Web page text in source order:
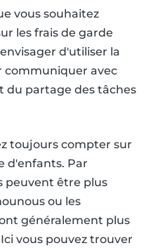
vous souhaitez
les frais de garde
d'utiliser la
communiquer avec
du partage des tâches
toujours compter sur
d'enfants. Par
peuvent être plus
ou les
généralement plus
vous pouvez trouver